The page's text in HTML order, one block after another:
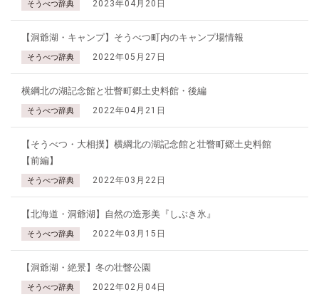
そうべつ辞典 2023年04月20日
【洞爺湖・キャンプ】そうべつ町内のキャンプ場情報
そうべつ辞典 2022年05月27日
横綱北の湖記念館と壮瞥町郷土史料館・後編
そうべつ辞典 2022年04月21日
【そうべつ・大相撲】横綱北の湖記念館と壮瞥町郷土史料館
【前編】
そうべつ辞典 2022年03月22日
【北海道・洞爺湖】自然の造形美『しぶき氷』
そうべつ辞典 2022年03月15日
【洞爺湖・絶景】冬の壮瞥公園
そうべつ辞典 2022年02月04日